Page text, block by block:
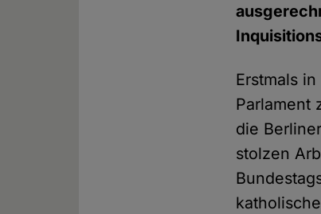
Erstmals
Parlament
die
stolzen